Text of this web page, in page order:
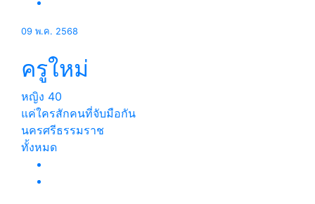
09 พ.ค. 2568
ครูใหม่
หญิง 40
แค่ใครสักคนที่จับมือกัน
นครศรีธรรมราช
ทั้งหมด